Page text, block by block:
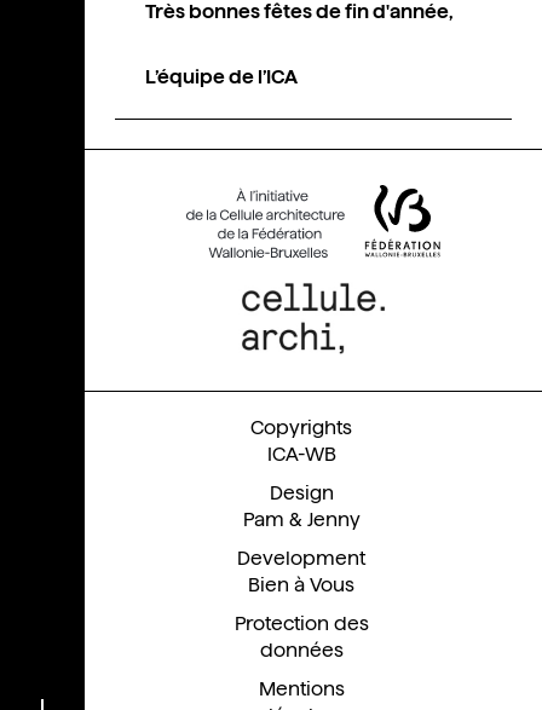
Très bonnes fêtes de fin d'année,
L’équipe de l’ICA
ICA-WB
Pam & Jenny
Bien à Vous
Protection des
données
Mentions